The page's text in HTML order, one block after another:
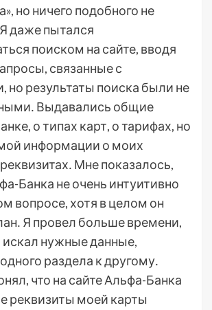
но ничего подобного не
даже пытался
поиском на сайте, вводя
связанные с
но результаты поиска были не
Выдавались общие
о типах карт, о тарифах, но
информации о моих
Мне показалось,
Банка не очень интуитивно
вопросе, хотя в целом он
Я провел больше времени,
нужные данные,
раздела к другому․
что на сайте Альфа-Банка
реквизиты моей карты